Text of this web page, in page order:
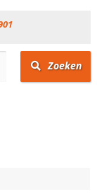
Zoeken